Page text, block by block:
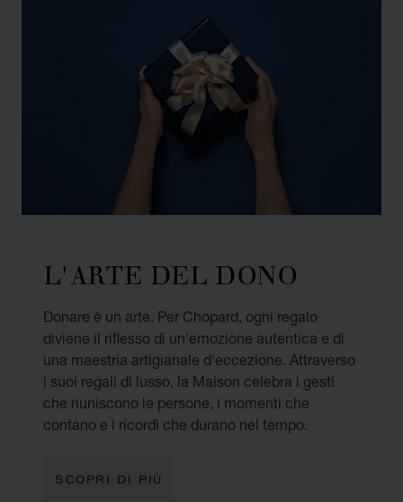
L'ARTE DEL DONO
Donare è un arte. Per Chopard, ogni regalo
diviene il riflesso di un'emozione autentica e di
una maestria artigianale d'eccezione. Attraverso
i suoi regali di lusso, la Maison celebra i gesti
che riuniscono le persone, i momenti che
contano e i ricordi che durano nel tempo.
SCOPRI DI PIÙ